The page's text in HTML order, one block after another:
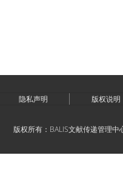
隐私声明 版权说明
版权所有：BALIS文献传递管理中